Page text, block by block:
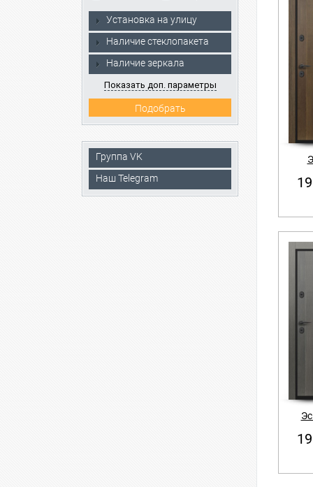
Установка на улицу
Наличие стеклопакета
Наличие зеркала
Показать доп. параметры
Группа VK
Наш Telegram